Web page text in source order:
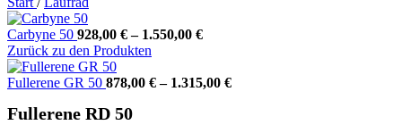
Carbyne 50 928,00 €– 1.550,00 €
Zurück zu den Produkten
Fullerene GR 50 878,00 €– 1.315,00 €
Fullerene RD 50